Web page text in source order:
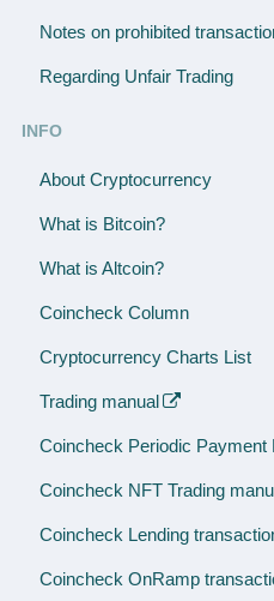
Notes on prohibited
Regarding Unfair Trading
INFO
About Cryptocurrency
What is Bitcoin?
What is Altcoin?
Coincheck Column
Cryptocurrency Charts List
Trading manual
Coincheck Periodic Payment
Coincheck NFT Trading
Coincheck Lending
Coincheck OnRamp